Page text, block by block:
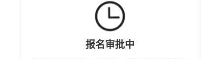
报名审批中